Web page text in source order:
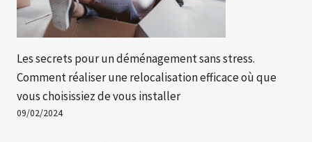
Les secrets pour un déménagement sans stress.
Comment réaliser une relocalisation efficace où que
vous choisissiez de vous installer
09/02/2024